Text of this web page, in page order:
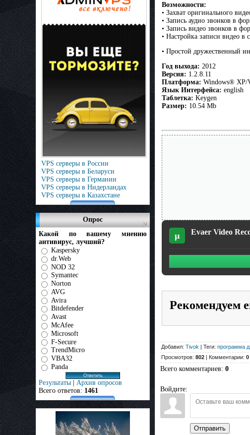
VPS серверы в России
VPS серверы в Беларуси
VPS серверы в Германии
VPS серверы в Нидерландах
VPS серверы в Казахстане
Опрос
Какой по вашему мнению
антивирус, лучший?
Kaspersky
dr.Web
NOD 32
Symantec
Norton
AVG
Avira
Bitdefender
Avast
McAfee
Microsoft
F-Secure
TrendMicro
VBA32
Panda
Результаты | Архив опросов
Всего ответов: 1461
Возможности:
• Захват оригинального
• Запись аудио звонков в
• Запись видео звонков в
• Настройка записи видео в
• Простой дружественный
Год выхода: 2012
Версия: 1.2.8.11
Платформа: Windows® XP/
Язык Интерфейса: english
Таблетка: Keygen
Размер: 10.54 Mb
µ Evaer Video
Рекомендуем
Добавил: Tivok | Теги: программа
Просмотров: 802 | Комментарии: 0
Всего комментариев: 0
Войдите:
Отправить